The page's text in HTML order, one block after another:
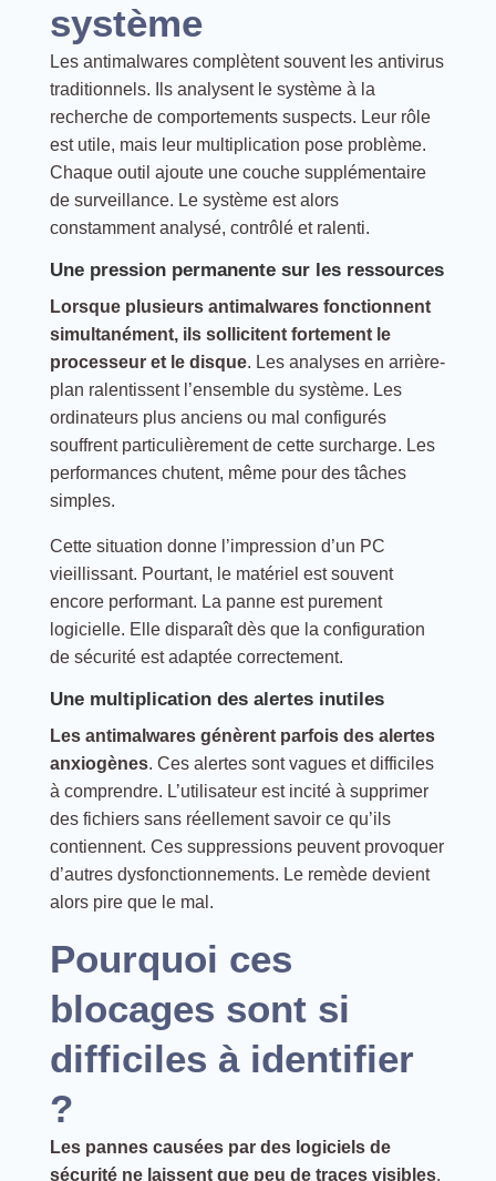
système
Les antimalwares complètent souvent les antivirus
traditionnels. Ils analysent le système à la
recherche de comportements suspects. Leur rôle
est utile, mais leur multiplication pose problème.
Chaque outil ajoute une couche supplémentaire
de surveillance. Le système est alors
constamment analysé, contrôlé et ralenti.
Une pression permanente sur les ressources
Lorsque plusieurs antimalwares fonctionnent
simultanément, ils sollicitent fortement le
processeur et le disque. Les analyses en arrière-
plan ralentissent l’ensemble du système. Les
ordinateurs plus anciens ou mal configurés
souffrent particulièrement de cette surcharge. Les
performances chutent, même pour des tâches
simples.
Cette situation donne l’impression d’un PC
vieillissant. Pourtant, le matériel est souvent
encore performant. La panne est purement
logicielle. Elle disparaît dès que la configuration
de sécurité est adaptée correctement.
Une multiplication des alertes inutiles
Les antimalwares génèrent parfois des alertes
anxiogènes. Ces alertes sont vagues et difficiles
à comprendre. L’utilisateur est incité à supprimer
des fichiers sans réellement savoir ce qu’ils
contiennent. Ces suppressions peuvent provoquer
d’autres dysfonctionnements. Le remède devient
alors pire que le mal.
Pourquoi ces
blocages sont si
difficiles à identifier
?
Les pannes causées par des logiciels de
sécurité ne laissent que peu de traces visibles.